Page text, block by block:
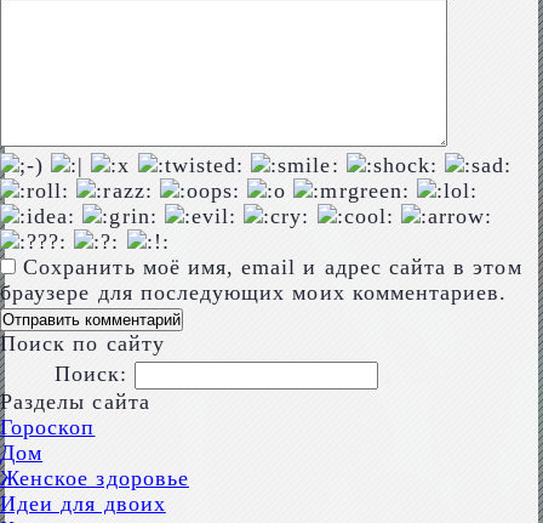
Сохранить моё имя, email и адрес сайта в этом
браузере для последующих моих комментариев.
Поиск по сайту
Поиск:
Разделы сайта
Гороскоп
Дом
Женское здоровье
Идеи для двоих